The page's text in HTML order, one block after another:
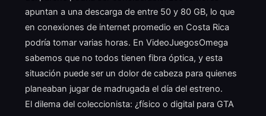
apuntan a una descarga de entre 50 y 80 GB, lo que
en conexiones de internet promedio en Costa Rica
podría tomar varias horas. En VideoJuegosOmega
sabemos que no todos tienen fibra óptica, y esta
situación puede ser un dolor de cabeza para quienes
planeaban jugar de madrugada el día del estreno.
El dilema del coleccionista: ¿físico o digital para GTA